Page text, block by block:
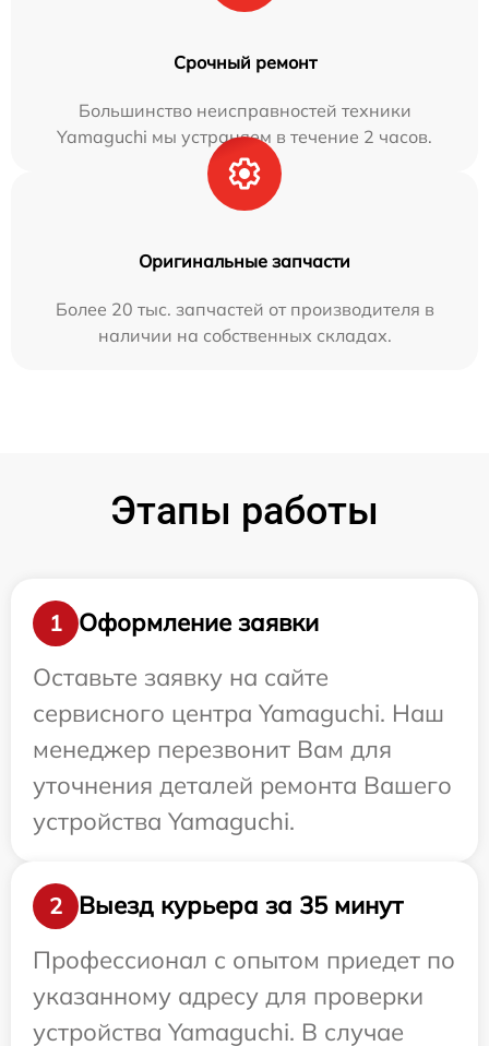
Срочный ремонт
Большинство неисправностей техники
Yamaguchi мы устраняем в течение 2 часов.
Оригинальные запчасти
Более 20 тыс. запчастей от производителя в
наличии на собственных складах.
Этапы работы
1
Оформление заявки
Оставьте заявку на сайте
сервисного центра Yamaguchi. Наш
менеджер перезвонит Вам для
уточнения деталей ремонта Вашего
устройства Yamaguchi.
2
Выезд курьера за 35 минут
Профессионал с опытом приедет по
указанному адресу для проверки
устройства Yamaguchi. В случае